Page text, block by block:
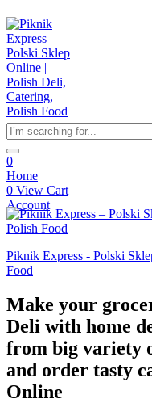
0
Home
0 View Cart
Account
Piknik Express - Polski
Food
Make your
Deli with home
from big variety
and order tasty
Online